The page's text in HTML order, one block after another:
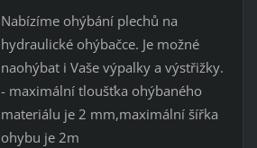
Nabízíme ohýbání plechů na
hydraulické ohýbačce. Je možné
naohýbat i Vaše výpalky a výstřižky.
- maximální tloušťka ohýbaného
materiálu je 2 mm,maximální šířka
ohybu je 2m